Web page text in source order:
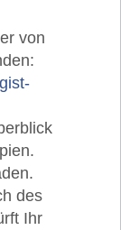
von
des
Ihr